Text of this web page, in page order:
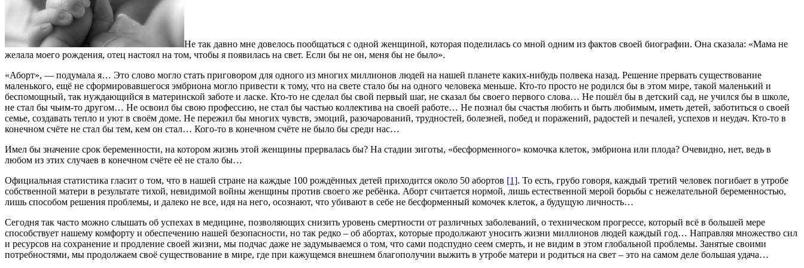
Не так давно мне довелось пообщаться с одной женщиной, которая поделилась со мной одним из фактов своей биографии. Она сказала: «Мама не
желала моего рождения, отец настоял на том, чтобы я появилась на свет. Если бы не он, меня бы не было».
«Аборт», — подумала я… Это слово могло стать приговором для одного из многих миллионов людей на нашей планете каких-нибудь полвека назад. Решение прервать существование
маленького, ещё не сформировавшегося эмбриона могло привести к тому, что на свете стало бы на одного человека меньше. Кто-то просто не родился бы в этом мире, такой маленький и
беспомощный, так нуждающийся в материнской заботе и ласке. Кто-то не сделал бы свой первый шаг, не сказал бы своего первого слова… Не пошёл бы в детский сад, не учился бы в школе,
не стал бы чьим-то другом… Не освоил бы свою профессию, не стал бы частью коллектива на своей работе… Не познал бы счастья любить и быть любимым, иметь детей, заботиться о своей
семье, создавать тепло и уют в своём доме. Не пережил бы многих чувств, эмоций, разочарований, трудностей, болезней, побед и поражений, радостей и печалей, успехов и неудач. Кто-то в
конечном счёте не стал бы тем, кем он стал… Кого-то в конечном счёте не было бы среди нас…
Имел бы значение срок беременности, на котором жизнь этой женщины прервалась бы? На стадии зиготы, «бесформенного» комочка клеток, эмбриона или плода? Очевидно, нет, ведь в
любом из этих случаев в конечном счёте её не стало бы…
Официальная статистика гласит о том, что в нашей стране на каждые 100 рождённых детей приходится около 50 абортов [1]. То есть, грубо говоря, каждый третий человек погибает в утробе
собственной матери в результате тихой, невидимой войны женщины против своего же ребёнка. Аборт считается нормой, лишь естественной мерой борьбы с нежелательной беременностью,
лишь способом решения проблемы, и далеко не все, идя на него, осознают, что убивают в себе не бесформенный комочек клеток, а будущую личность…
Сегодня так часто можно слышать об успехах в медицине, позволяющих снизить уровень смертности от различных заболеваний, о техническом прогрессе, который всё в большей мере
способствует нашему комфорту и обеспечению нашей безопасности, но так редко – об абортах, которые продолжают уносить жизни миллионов людей каждый год… Направляя множество сил
и ресурсов на сохранение и продление своей жизни, мы подчас даже не задумываемся о том, что сами подспудно сеем смерть, и не видим в этом глобальной проблемы. Занятые своими
потребностями, мы продолжаем своё существование в мире, где при кажущемся внешнем благополучии выжить в утробе матери и родиться на свет – это на самом деле большая удача…